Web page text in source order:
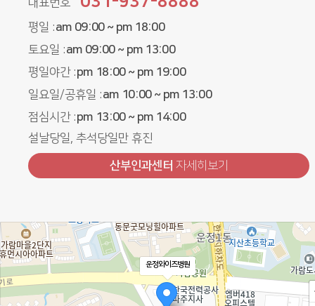
대표번호
평일 :am 09:00 ~ pm 18:00
토요일 :am 09:00 ~ pm 13:00
평일야간 :pm 18:00 ~ pm 19:00
일요일/공휴일 :am 10:00 ~ pm 13:00
점심시간 :pm 13:00 ~ pm 14:00
설날당일, 추석당일만 휴진
산부인과센터 자세히보기
운정와이즈병원